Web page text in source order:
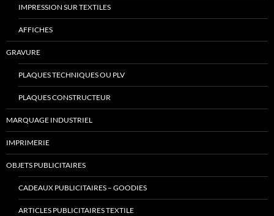
IMPRESSION SUR TEXTILES
AFFICHES
GRAVURE
PLAQUES TECHNIQUES OU PLV
PLAQUES CONSTRUCTEUR
MARQUAGE INDUSTRIEL
IMPRIMERIE
OBJETS PUBLICITAIRES
CADEAUX PUBLICITAIRES – GOODIES
ARTICLES PUBLICITAIRES TEXTILE